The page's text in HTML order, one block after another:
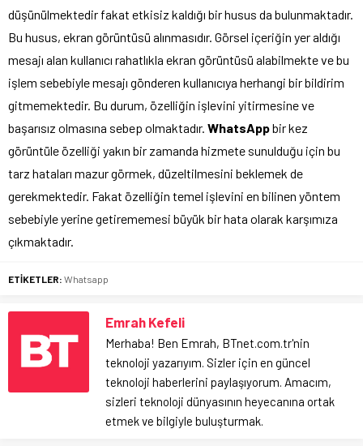
düşünülmektedir fakat etkisiz kaldığı bir husus da bulunmaktadır.
Bu husus, ekran görüntüsü alınmasıdır. Görsel içeriğin yer aldığı
mesajı alan kullanıcı rahatlıkla ekran görüntüsü alabilmekte ve bu
işlem sebebiyle mesajı gönderen kullanıcıya herhangi bir bildirim
gitmemektedir. Bu durum, özelliğin işlevini yitirmesine ve
başarısız olmasına sebep olmaktadır. WhatsAppbir kez
görüntüle özelliği yakın bir zamanda hizmete sunulduğu için bu
tarz hataları mazur görmek, düzeltilmesini beklemek de
gerekmektedir. Fakat özelliğin temel işlevini en bilinen yöntem
sebebiyle yerine getirememesi büyük bir hata olarak karşımıza
çıkmaktadır.
ETİKETLER: Whatsapp
Emrah Kefeli
Merhaba! Ben Emrah, BTnet.com.tr'nin
teknoloji yazarıyım. Sizler için en güncel
teknoloji haberlerini paylaşıyorum. Amacım,
sizleri teknoloji dünyasının heyecanına ortak
etmek ve bilgiyle buluşturmak.